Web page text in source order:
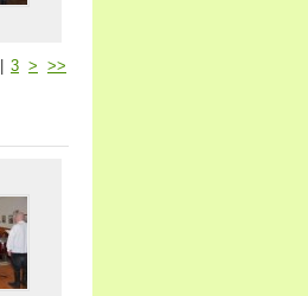
3 > >>